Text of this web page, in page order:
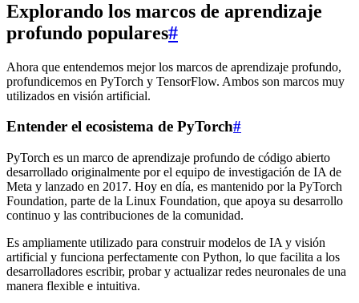
Explorando los marcos de aprendizaje
profundo populares#
Ahora que entendemos mejor los marcos de aprendizaje profundo,
profundicemos en PyTorch y TensorFlow. Ambos son marcos muy
utilizados en visión artificial.
Entender el ecosistema de PyTorch#
PyTorch es un marco de aprendizaje profundo de código abierto
desarrollado originalmente por el equipo de investigación de IA de
Meta y lanzado en 2017. Hoy en día, es mantenido por la PyTorch
Foundation, parte de la Linux Foundation, que apoya su desarrollo
continuo y las contribuciones de la comunidad.
Es ampliamente utilizado para construir modelos de IA y visión
artificial y funciona perfectamente con Python, lo que facilita a los
desarrolladores escribir, probar y actualizar redes neuronales de una
manera flexible e intuitiva.